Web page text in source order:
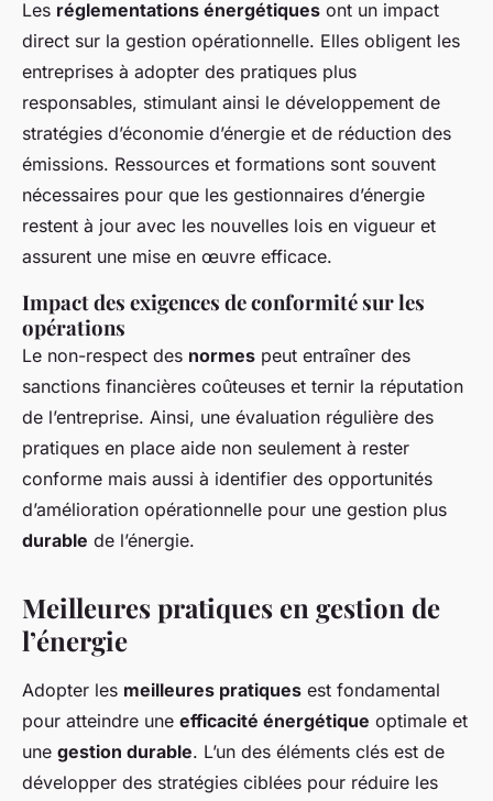
Les réglementations énergétiques ont un impact
direct sur la gestion opérationnelle. Elles obligent les
entreprises à adopter des pratiques plus
responsables, stimulant ainsi le développement de
stratégies d’économie d’énergie et de réduction des
émissions. Ressources et formations sont souvent
nécessaires pour que les gestionnaires d’énergie
restent à jour avec les nouvelles lois en vigueur et
assurent une mise en œuvre efficace.
Impact des exigences de conformité sur les
opérations
Le non-respect des normes peut entraîner des
sanctions financières coûteuses et ternir la réputation
de l’entreprise. Ainsi, une évaluation régulière des
pratiques en place aide non seulement à rester
conforme mais aussi à identifier des opportunités
d’amélioration opérationnelle pour une gestion plus
durable de l’énergie.
Meilleures pratiques en gestion de
l’énergie
Adopter les meilleures pratiques est fondamental
pour atteindre une efficacité énergétique optimale et
une gestion durable. L’un des éléments clés est de
développer des stratégies ciblées pour réduire les